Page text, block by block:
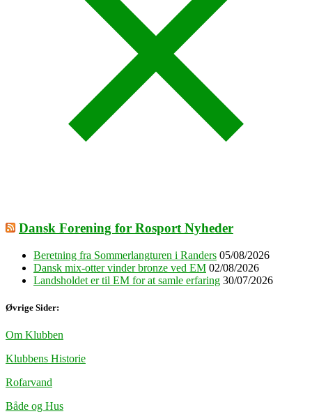
Dansk Forening for Rosport Nyheder
Beretning fra Sommerlangturen i Randers 05/08/2026
Dansk mix-otter vinder bronze ved EM 02/08/2026
Landsholdet er til EM for at samle erfaring 30/07/2026
Øvrige Sider:
Om Klubben
Klubbens Historie
Rofarvand
Både og Hus